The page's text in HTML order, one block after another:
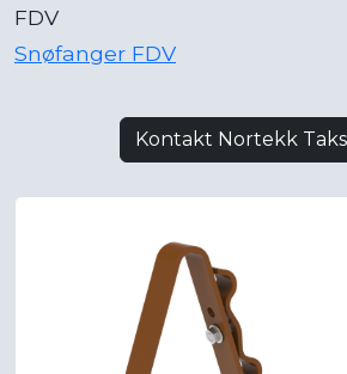
FDV
Snøfanger FDV
Kontakt Nortekk